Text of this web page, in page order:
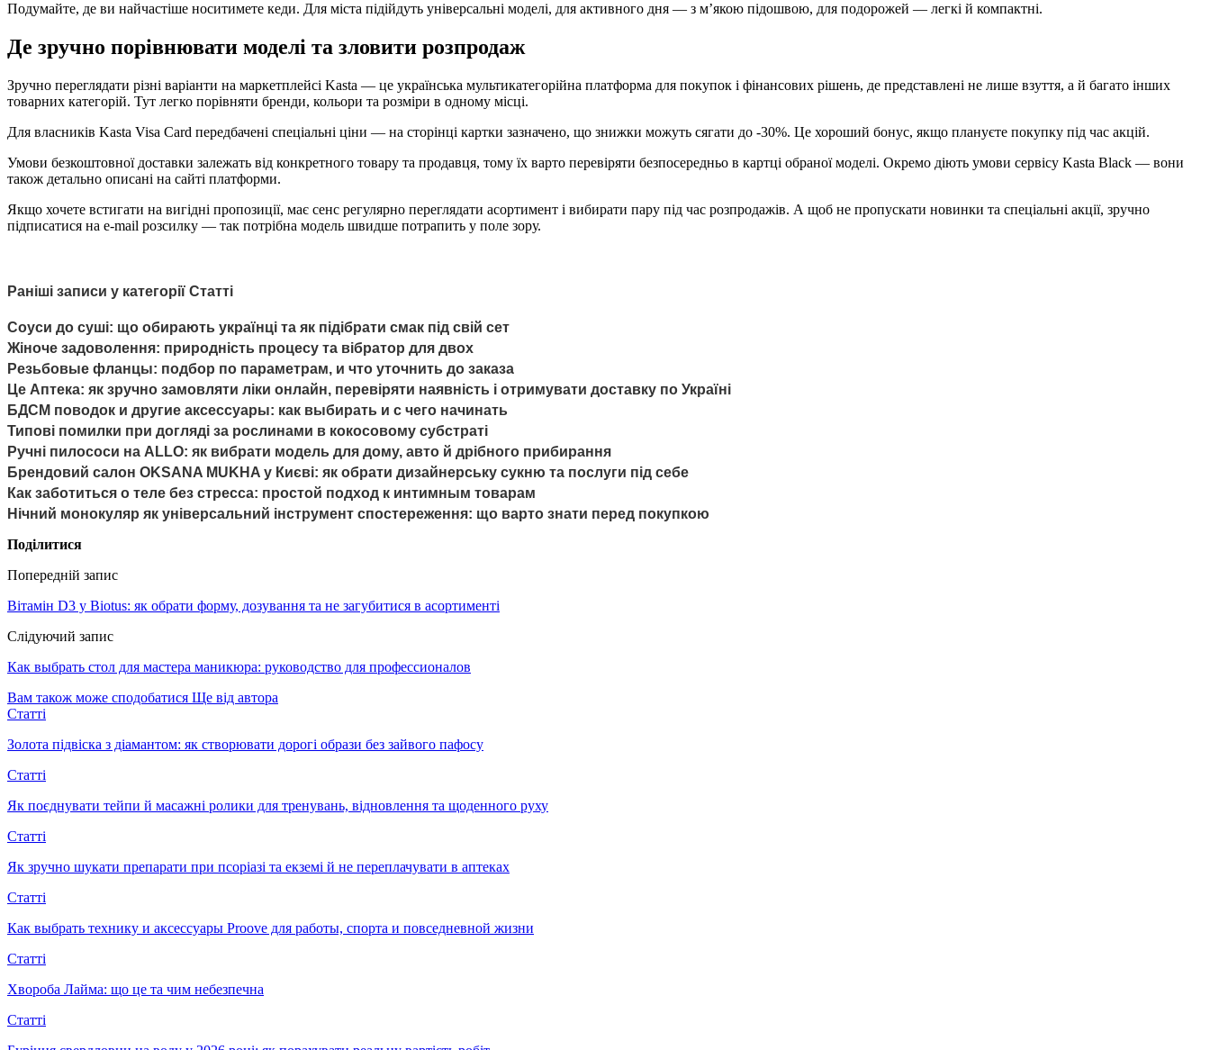
Подумайте, де ви найчастіше носитимете кеди. Для міста підійдуть універсальні моделі, для активного дня — з м’якою підошвою, для подорожей — легкі й компактні.
Де зручно порівнювати моделі та зловити розпродаж
Зручно переглядати різні варіанти на маркетплейсі Kasta — це українська мультикатегорійна платформа для покупок і фінансових рішень, де представлені не лише взуття, а й багато інших
товарних категорій. Тут легко порівняти бренди, кольори та розміри в одному місці.
Для власників Kasta Visa Card передбачені спеціальні ціни — на сторінці картки зазначено, що знижки можуть сягати до -30%. Це хороший бонус, якщо плануєте покупку під час акцій.
Умови безкоштовної доставки залежать від конкретного товару та продавця, тому їх варто перевіряти безпосередньо в картці обраної моделі. Окремо діють умови сервісу Kasta Black — вони
також детально описані на сайті платформи.
Якщо хочете встигати на вигідні пропозиції, має сенс регулярно переглядати асортимент і вибирати пару під час розпродажів. А щоб не пропускати новинки та спеціальні акції, зручно
підписатися на e-mail розсилку — так потрібна модель швидше потрапить у поле зору.
Раніші записи у категорії Статті
Соуси до суші: що обирають українці та як підібрати смак під свій сет
Жіноче задоволення: природність процесу та вібратор для двох
Резьбовые фланцы: подбор по параметрам, и что уточнить до заказа
Це Аптека: як зручно замовляти ліки онлайн, перевіряти наявність і отримувати доставку по Україні
БДСМ поводок и другие аксессуары: как выбирать и с чего начинать
Типові помилки при догляді за рослинами в кокосовому субстраті
Ручні пилососи на ALLO: як вибрати модель для дому, авто й дрібного прибирання
Брендовий салон OKSANA MUKHA у Києві: як обрати дизайнерську сукню та послуги під себе
Как заботиться о теле без стресса: простой подход к интимным товарам
Нічний монокуляр як універсальний інструмент спостереження: що варто знати перед покупкою
Поділитися
Попередній запис
Вітамін D3 у Biotus: як обрати форму, дозування та не загубитися в асортименті
Слідуючий запис
Как выбрать стол для мастера маникюра: руководство для профессионалов
Вам також може сподобатися Ще від автора
Статті
Золота підвіска з діамантом: як створювати дорогі образи без зайвого пафосу
Статті
Як поєднувати тейпи й масажні ролики для тренувань, відновлення та щоденного руху
Статті
Як зручно шукати препарати при псоріазі та екземі й не переплачувати в аптеках
Статті
Как выбрать технику и аксессуары Proove для работы, спорта и повседневной жизни
Статті
Хвороба Лайма: що це та чим небезпечна
Статті